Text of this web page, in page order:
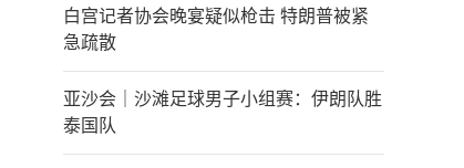
白宫记者协会晚宴疑似枪击 特朗普被紧
急疏散
亚沙会｜沙滩足球男子小组赛：伊朗队胜
泰国队